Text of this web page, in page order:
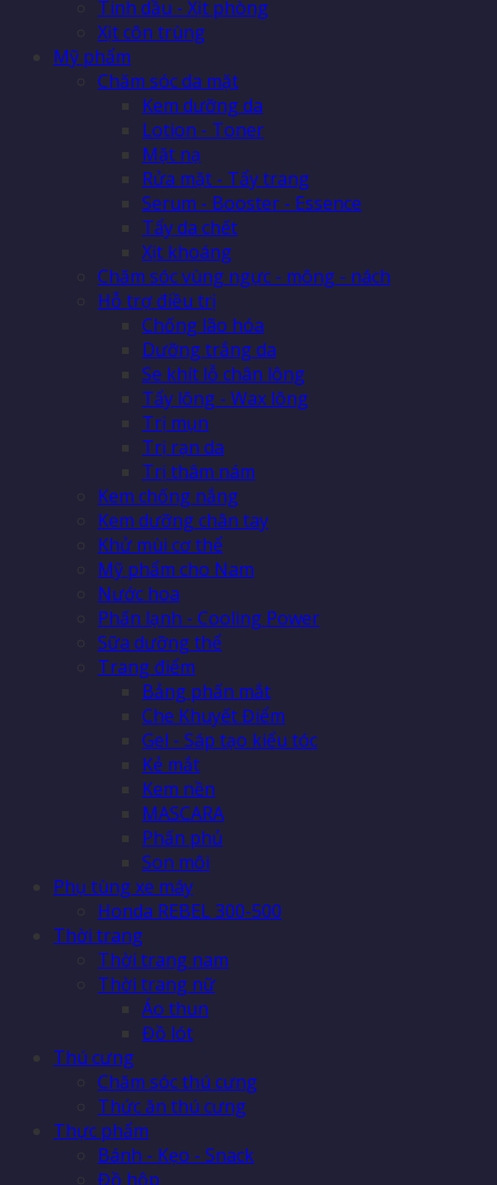
Tinh dầu - Xịt phòng
Xịt côn trùng
Mỹ phẩm
Chăm sóc da mặt
Kem dưỡng da
Lotion - Toner
Mặt nạ
Rửa mặt - Tẩy trang
Serum - Booster - Essence
Tẩy da chết
Xịt khoáng
Chăm sóc vùng ngực - mông - nách
Hỗ trợ điều trị
Chống lão hóa
Dưỡng trắng da
Se khít lỗ chân lông
Tẩy lông - Wax lông
Trị mụn
Trị rạn da
Trị thâm nám
Kem chống nắng
Kem dưỡng chân tay
Khử mùi cơ thể
Mỹ phẩm cho Nam
Nước hoa
Phấn lạnh - Cooling Power
Sữa dưỡng thể
Trang điểm
Bảng phấn mắt
Che Khuyết Điểm
Gel - Sáp tạo kiểu tóc
Kẻ mắt
Kem nền
MASCARA
Phấn phủ
Son môi
Phụ tùng xe máy
Honda REBEL 300-500
Thời trang
Thời trang nam
Thời trang nữ
Áo thun
Đồ lót
Thú cưng
Chăm sóc thú cưng
Thức ăn thú cưng
Thực phẩm
Bánh - Kẹo - Snack
Đồ hộp